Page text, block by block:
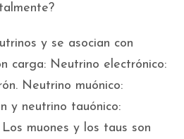
y se asocian con
carga: Neutrino electrónico:
Neutrino muónico:
y neutrino tauónico:
muones y los taus son